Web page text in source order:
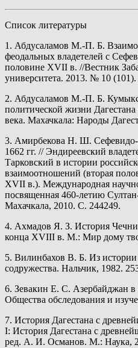
Список литературы
1. Абдусаламов М.-П. Б.
феодальных владетелей с
половине XVII в. //Вестник
университета. 2013. № 10
2. Абдусаламов М.-П. Б.
политической жизни
века. Махачкала: Народы
3. Амирбекова Н. Ш. Сефевидо-
1662 гг. // Эндиреевский
Тарковский в истории
взаимоотношений (вторая
XVII в.). Международная
посвященная 460-летию
Махачкала, 2010. С. 244249.
4. Ахмадов Я. З. История
конца ХVIII в. М.: Мир дому
5. Вилинбахов В. Б. Из истории
содружества. Нальчик, 1982.
6. Зевакин Е. С. Азербайджан
Общества обследования и
7. История Дагестана с
I: История Дагестана с
ред. А. И. Османов. М.: Наука,